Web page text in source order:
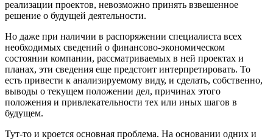
реализации проектов, невозможно принять взвешенное
решение о будущей деятельности.
Но даже при наличии в распоряжении специалиста всех
необходимых сведений о финансово-экономическом
состоянии компании, рассматриваемых в ней проектах и
планах, эти сведения еще предстоит интерпретировать. То
есть привести к анализируемому виду, и сделать, собственно,
выводы о текущем положении дел, причинах этого
положения и привлекательности тех или иных шагов в
будущем.
Тут-то и кроется основная проблема. На основании одних и